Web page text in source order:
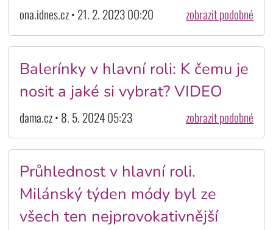
ona.idnes.cz • 21. 2. 2023 00:20 zobrazit podobné
Balerínky v hlavní roli: K čemu je
nosit a jaké si vybrat? VIDEO
dama.cz • 8. 5. 2024 05:23 zobrazit podobné
Průhlednost v hlavní roli.
Milánský týden módy byl ze
všech ten nejprovokativnější